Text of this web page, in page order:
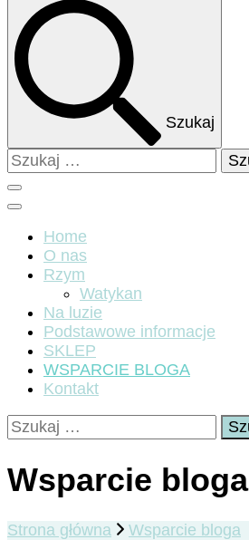
Szukaj
Szukaj:
Home
O nas
Rzym
Watykan
Na luzie
Podstawowe informacje
SKLEP
WSPARCIE BLOGA
Kontakt
Szukaj:
Wsparcie bloga
Strona główna Wsparcie bloga